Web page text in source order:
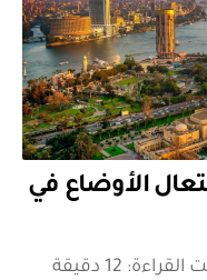
الأوضاع في
12 دقيقة